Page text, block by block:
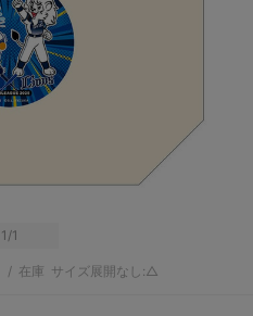
1 /1
/ 在庫 サイズ展開なし:△